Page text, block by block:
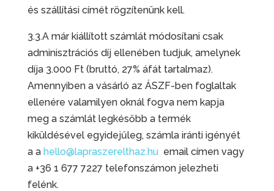
és szállítási címét rögzítenünk kell.
3.3.A már kiállított számlát módosítani csak
adminisztrációs díj ellenében tudjuk, amelynek
díja 3.000 Ft (bruttó, 27% áfát tartalmaz).
Amennyiben a vásárló az ÁSZF-ben foglaltak
ellenére valamilyen oknál fogva nem kapja
meg a számlát legkésőbb a termék
kiküldésével egyidejűleg, számla iránti igényét
a a hello@lapraszerelthaz.hu email címen vagy
a +36 1 677 7227 telefonszámon jelezheti
felénk.